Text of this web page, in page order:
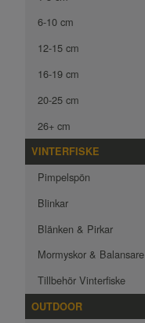
6-10 cm
12-15 cm
16-19 cm
20-25 cm
26+ cm
VINTERFISKE
Pimpelspön
Blinkar
Blänken & Pirkar
Mormyskor & Balansare
Tillbehör Vinterfiske
OUTDOOR